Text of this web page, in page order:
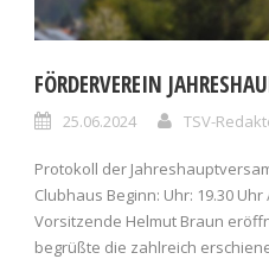
FÖRDERVEREIN
25.06.2024 TSV-
Protokoll der
Clubhaus Beginn: Uhr: 19.30
Vorsitzende Helmut Braun
begrüßte die zahlreich